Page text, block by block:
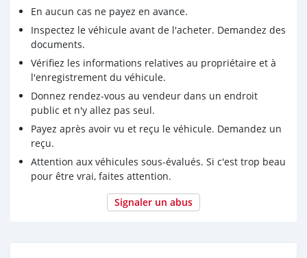
En aucun cas ne payez en avance.
Inspectez le véhicule avant de l'acheter. Demandez des
documents.
Vérifiez les informations relatives au propriétaire et à
l'enregistrement du véhicule.
Donnez rendez-vous au vendeur dans un endroit
public et n'y allez pas seul.
Payez après avoir vu et reçu le véhicule. Demandez un
reçu.
Attention aux véhicules sous-évalués. Si c'est trop beau
pour être vrai, faites attention.
Signaler un abus